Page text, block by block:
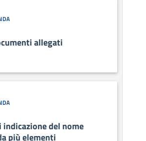
allegati
indicazione del nome
più elementi